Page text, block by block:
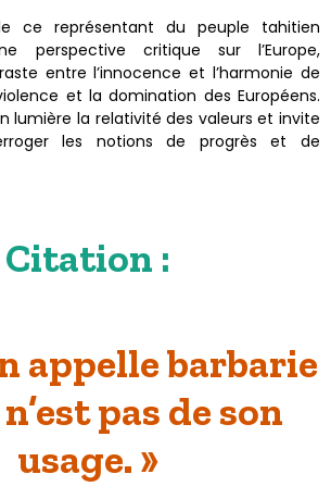
ce représentant du peuple tahitien
perspective critique sur l’Europe,
entre l’innocence et l’harmonie de
et la domination des Européens.
lumière la relativité des valeurs et invite
les notions de progrès et de
Citation :
appelle barbarie
pas de son
usage. »